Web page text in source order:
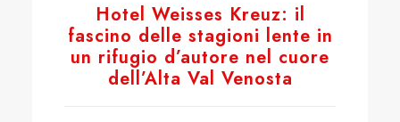
Hotel Weisses Kreuz: il
fascino delle stagioni lente in
un rifugio d’autore nel cuore
dell’Alta Val Venosta